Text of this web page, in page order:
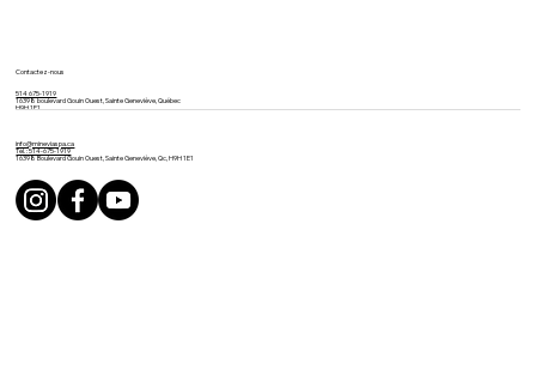
Contactez-nous
514 675-1919
16398 boulevard Gouin Ouest, Sainte Geneviève, Québec
H9H 1E1
info@mineviaspa.ca
Tél. : 514-675-1919
16398 Boulevard Gouin Ouest, Sainte Geneviève, Qc, H9H 1E1